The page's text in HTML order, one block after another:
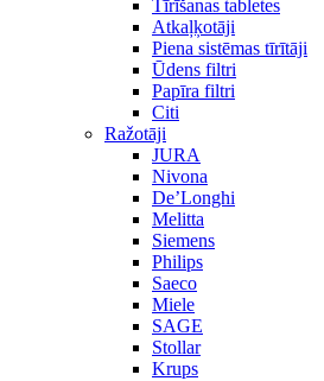
Tīrīšanas tabletes
Atkaļķotāji
Piena sistēmas tīrītāji
Ūdens filtri
Papīra filtri
Citi
Ražotāji
JURA
Nivona
De’Longhi
Melitta
Siemens
Philips
Saeco
Miele
SAGE
Stollar
Krups